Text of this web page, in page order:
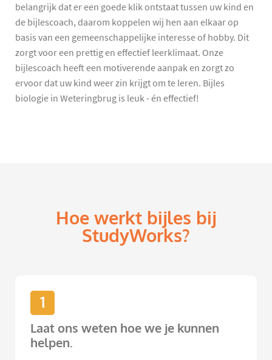
belangrijk dat er een goede klik ontstaat tussen uw kind en
de bijlescoach, daarom koppelen wij hen aan elkaar op
basis van een gemeenschappelijke interesse of hobby. Dit
zorgt voor een prettig en effectief leerklimaat. Onze
bijlescoach heeft een motiverende aanpak en zorgt zo
ervoor dat uw kind weer zin krijgt om te leren. Bijles
biologie in Weteringbrug is leuk - én effectief!
Hoe werkt bijles bij
StudyWorks?
1
Laat ons weten hoe we je kunnen
helpen.